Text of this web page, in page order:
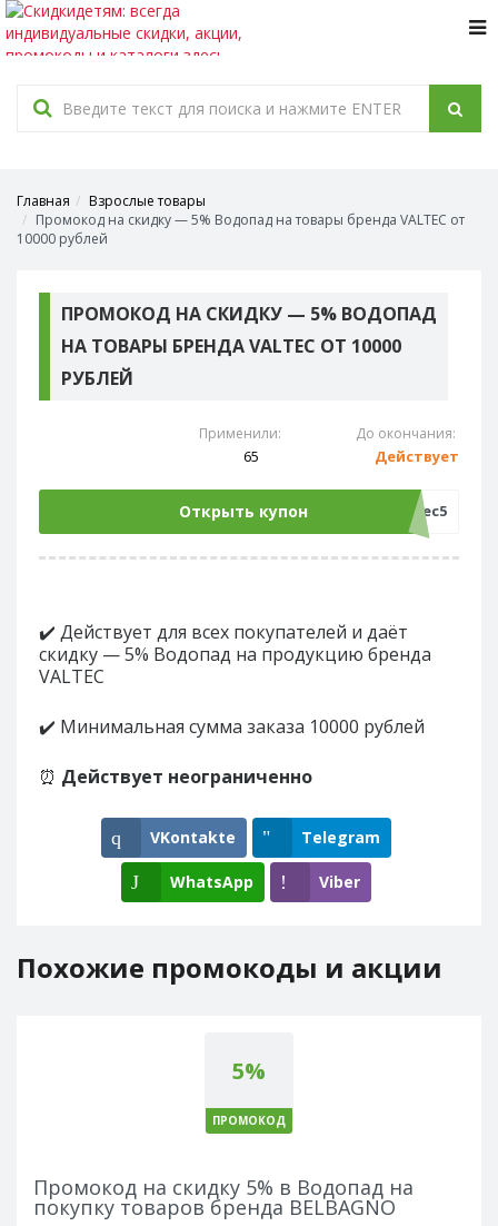
Главная
Взрослые товары
Промокод на скидку — 5% Водопад на товары бренда VALTEC от
10000 рублей
ПРОМОКОД НА СКИДКУ — 5% ВОДОПАД
НА ТОВАРЫ БРЕНДА VALTEC ОТ 10000
РУБЛЕЙ
Применили:
65
До окончания:
Действует
Открыть купон valtec5
✔️ Действует для всех покупателей и даёт
скидку — 5% Водопад на продукцию бренда
VALTEC
✔️ Минимальная сумма заказа 10000 рублей
⏰ Действует неограниченно
VKontakte Telegram
WhatsApp Viber
Похожие промокоды и акции
5%
ПРОМОКОД
Промокод на скидку 5% в Водопад на
покупку товаров бренда BELBAGNO